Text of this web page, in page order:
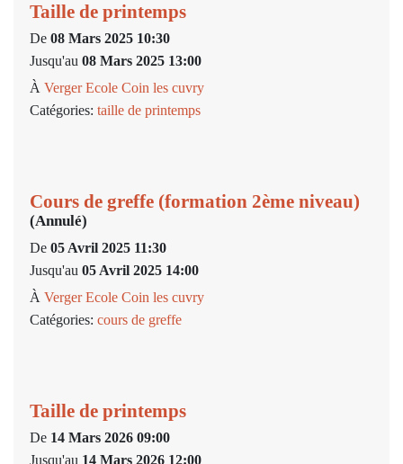
Taille de printemps
De 08 Mars 2025 10:30
Jusqu'au 08 Mars 2025 13:00
À Verger Ecole Coin les cuvry
Catégories: taille de printemps
Cours de greffe (formation 2ème niveau)
(Annulé)
De 05 Avril 2025 11:30
Jusqu'au 05 Avril 2025 14:00
À Verger Ecole Coin les cuvry
Catégories: cours de greffe
Taille de printemps
De 14 Mars 2026 09:00
Jusqu'au 14 Mars 2026 12:00